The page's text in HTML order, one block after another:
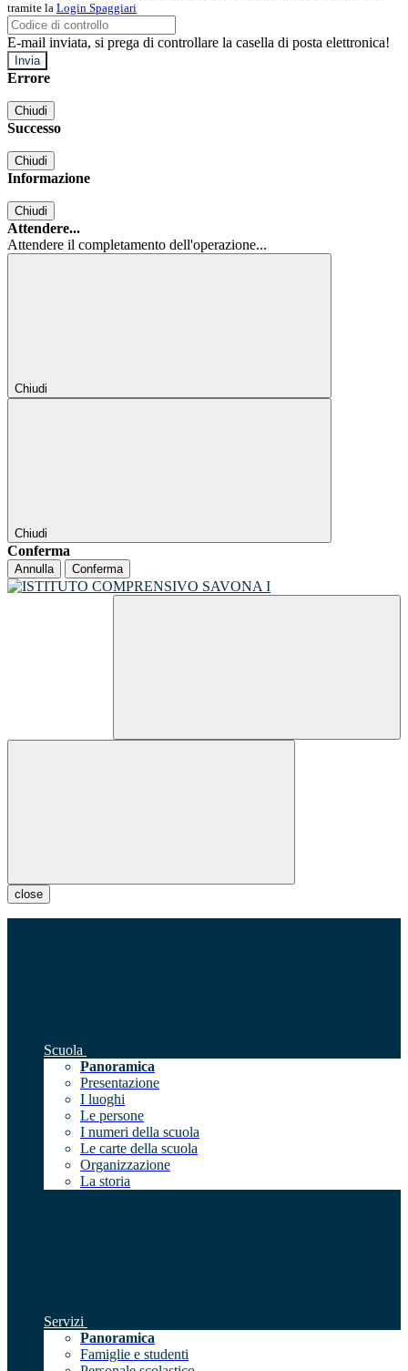
tramite la Login Spaggiari
E-mail inviata, si prega di controllare la casella di posta elettronica!
Errore
Chiudi
Successo
Chiudi
Informazione
Chiudi
Attendere...
Attendere il completamento dell'operazione...
Chiudi
Chiudi
Conferma
Annulla Conferma
close
Scuola
Panoramica
Presentazione
I luoghi
Le persone
I numeri della scuola
Le carte della scuola
Organizzazione
La storia
Servizi
Panoramica
Famiglie e studenti